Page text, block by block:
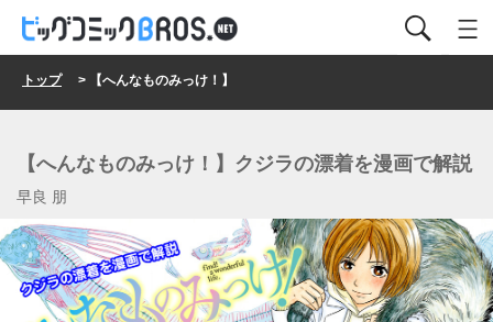
トップ> 【へんなものみっけ！】
【へんなものみっけ！】クジラの漂着を漫画で解説
早良 朋